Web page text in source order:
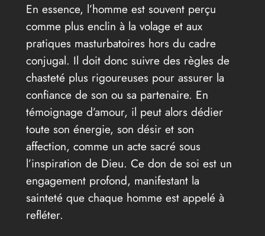
En essence, l’homme est souvent perçu
comme plus enclin à la volage et aux
pratiques masturbatoires hors du cadre
conjugal. Il doit donc suivre des règles de
chasteté plus rigoureuses pour assurer la
confiance de son ou sa partenaire. En
témoignage d’amour, il peut alors dédier
toute son énergie, son désir et son
affection, comme un acte sacré sous
l’inspiration de Dieu. Ce don de soi est un
engagement profond, manifestant la
sainteté que chaque homme est appelé à
refléter.